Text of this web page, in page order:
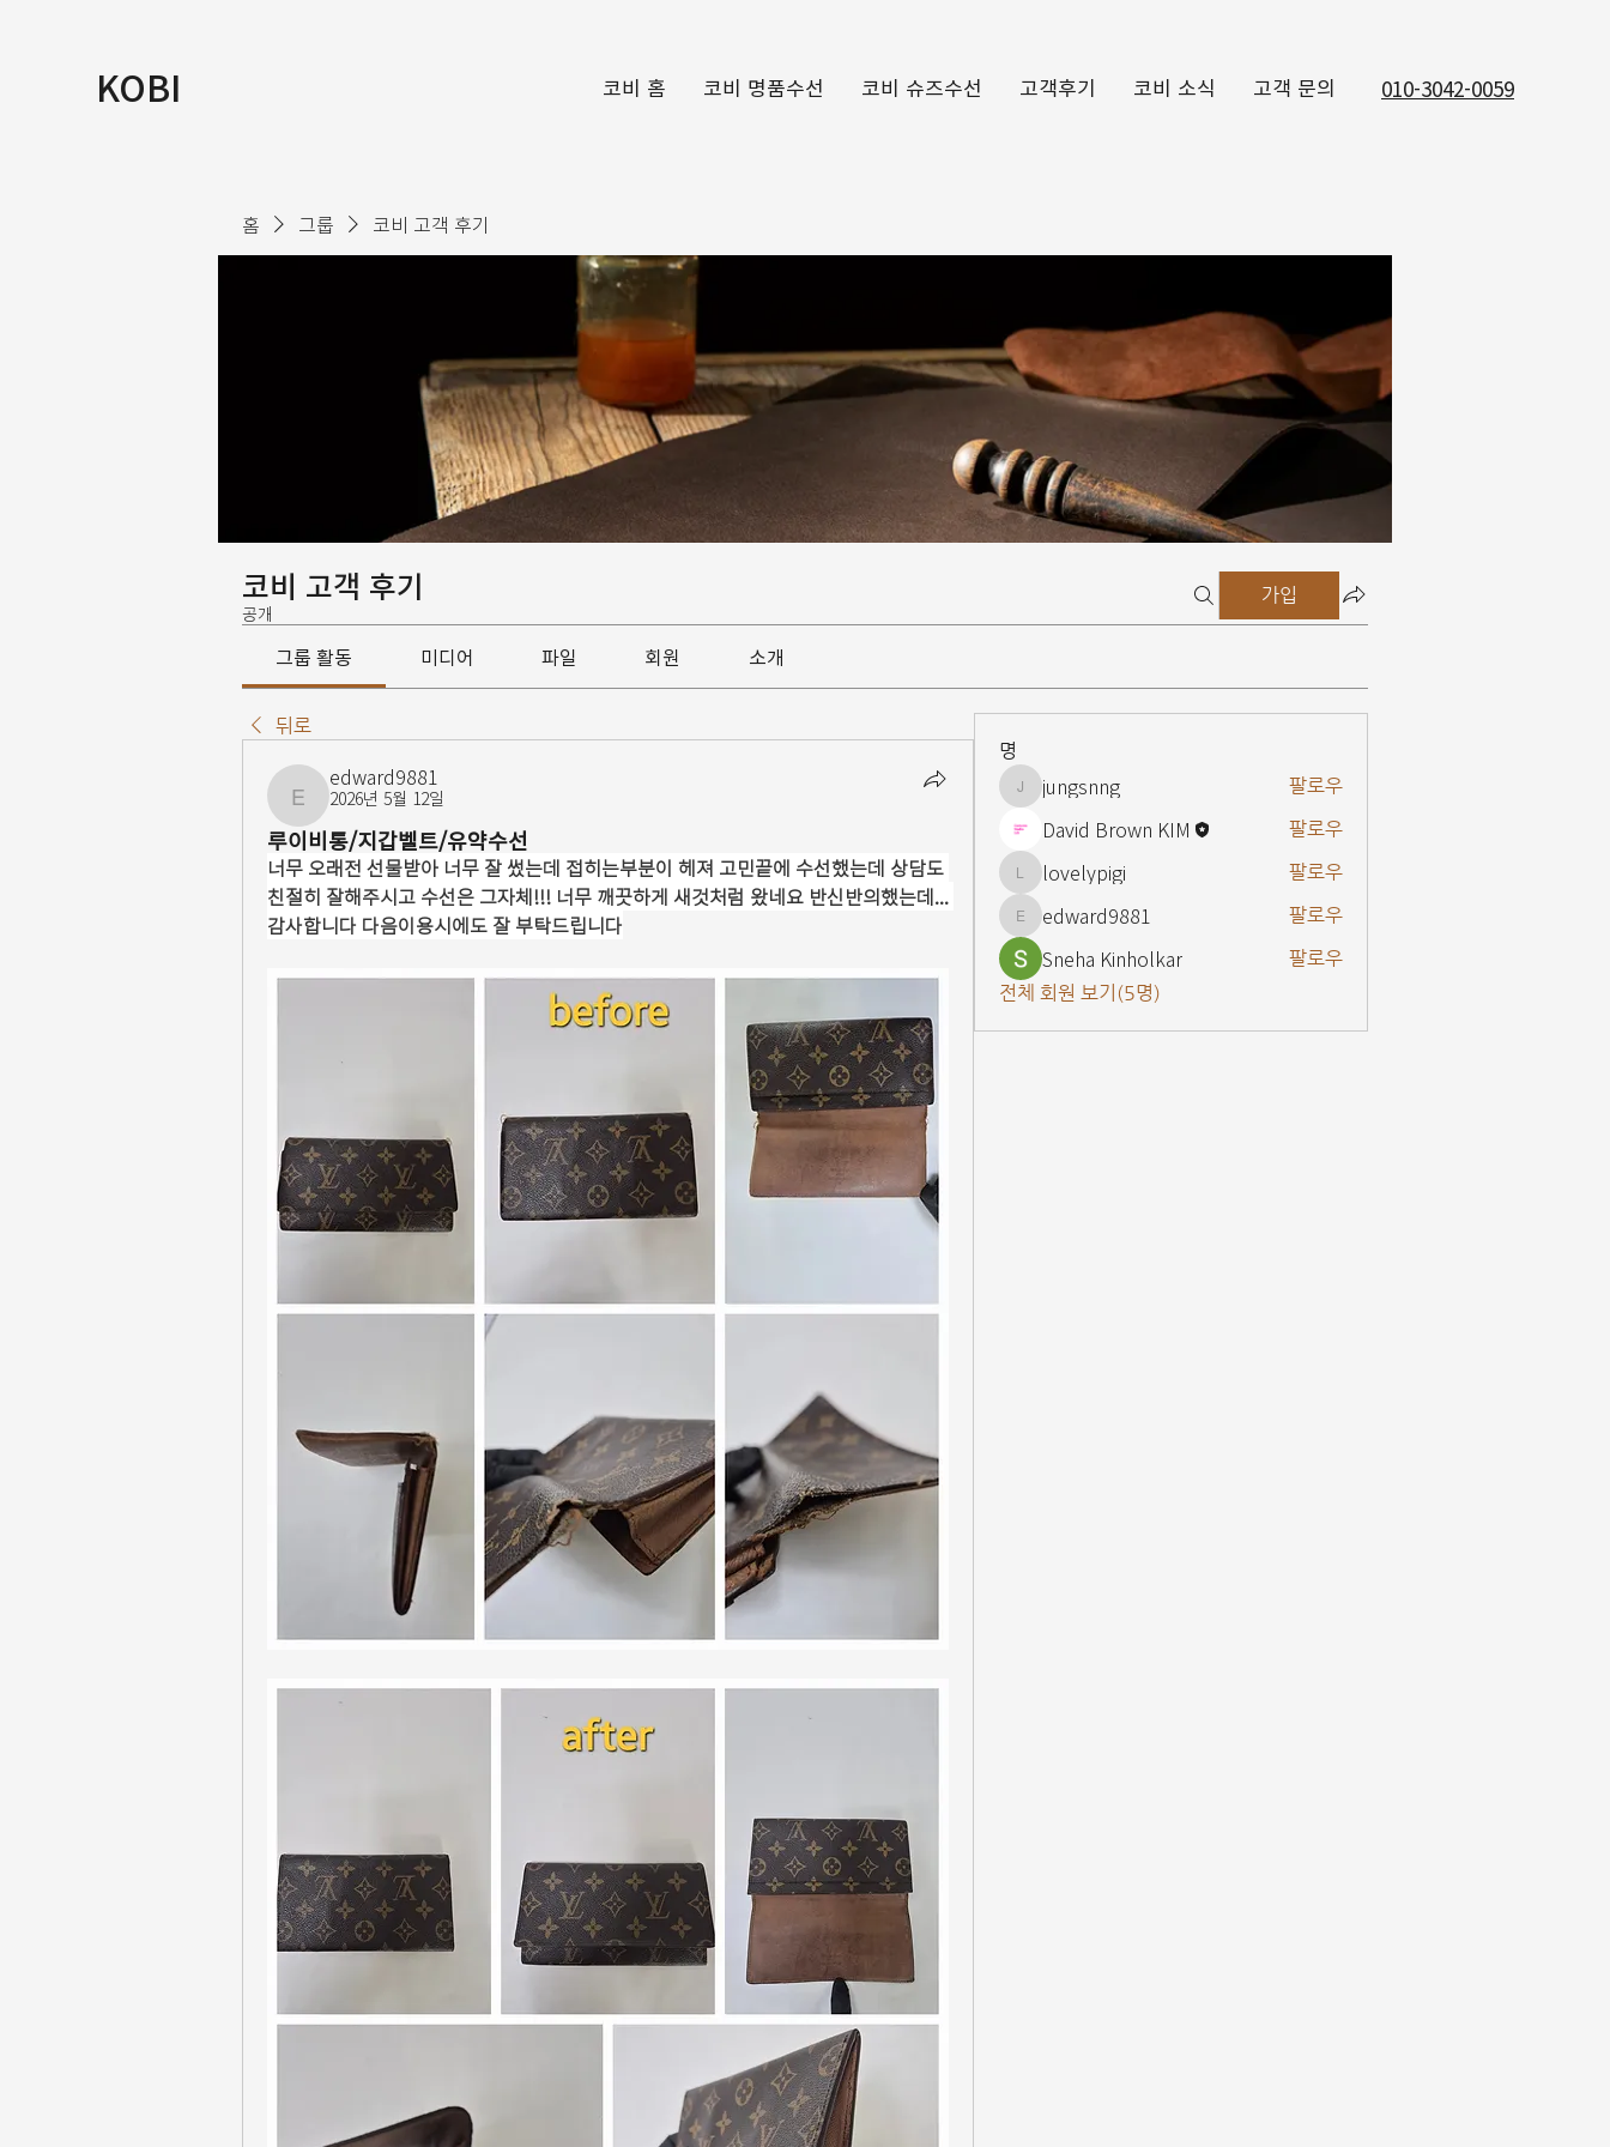
KOBI 코비 홈 코비 명품수선 코비 슈즈수선 고객후기 코비 소식 고객 문의 010-3042-0059
홈 그룹 코비 고객 후기
코비 고객 후기
공개
가입
그룹 활동 미디어 파일 회원 소개
뒤로
edward9881
edward9881
2026년 5월 12일
루이비통/지갑벨트/유약수선
너무 오래전 선물받아 너무 잘 썼는데 접히는부분이 헤져 고민끝에 수선했는데 상담도
친절히 잘해주시고 수선은 그자체!!! 너무 깨끗하게 새것처럼 왔네요 반신반의했는데...
감사합니다 다음이용시에도 잘 부탁드립니다
명
jungsnng
jungsnng 팔로우
David Brown KIM 팔로우
lovelypigi
lovelypigi 팔로우
edward9881
edward9881 팔로우
Sneha Kinholkar
팔로우
전체 회원 보기(5명)